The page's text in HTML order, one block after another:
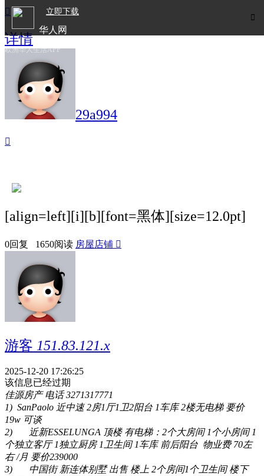

立即下载
华人网
欧洲华人生活APP

详情
29a994

[align=left][i][b][font=黑体][size=12.0pt]
0回复 1650阅读 房屋店铺 
游客 151.83.121.x
2025-12-20 17:26:25
该信息已经过期
佳源房产 电话 3271317771
1) SanPaolo 近中速 2房1厅1卫2阳台 1车库 2楼无电梯 要价
19w 可谈
2) 近新ESSELUNGA 顶楼 有电梯： 2个大房间1个小房间1
个独立客厅1独立厨房1卫生间1车库 前后阳台 物业费70左
右/月 要价239000
3) 中国街 新连体别墅 出售 楼上 2个房间1个卫生间 楼下